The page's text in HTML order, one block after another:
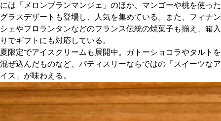
には「メロンブランマンジェ」のほか、マンゴーや桃を使った
グラスデザートも登場し、人気を集めている。また、フィナン
シェやフロランタンなどのフランス伝統の焼菓子も揃え、箱入
りでギフトにも対応している。
夏限定でアイスクリームも展開中。ガトーショコラやタルトを
混ぜ込んだものなど、パティスリーならではの「スイーツなア
イス」が味わえる。